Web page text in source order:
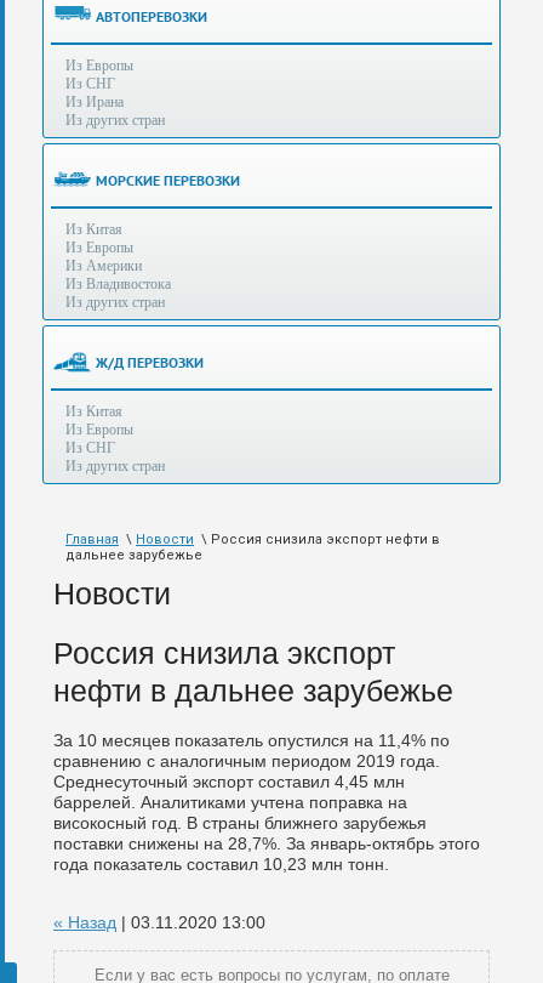
(Без
выходных
8:00
до
21:30)
Таможенное
оформление
грузов
аэропортах
Москвы
Шереметьево,
Внуково,
также
авиа,
железной
дороге.
АВТОПЕРЕВОЗКИ
Из Европы
Из СНГ
Из Ирана
Из других стран
МОРСКИЕ ПЕРЕВОЗКИ
Из Китая
Из Европы
Из Америки
Из Владивостока
Из других стран
Ж/Д ПЕРЕВОЗКИ
Из Китая
Из Европы
Из СНГ
Из других стран
Главная \ Новости \ Россия снизила экспорт нефти в
дальнее зарубежье
Новости
Россия снизила экспорт
нефти в дальнее зарубежье
За 10 месяцев показатель опустился на 11,4% по
сравнению с аналогичным периодом 2019 года.
Среднесуточный экспорт составил 4,45 млн
баррелей. Аналитиками учтена поправка на
високосный год. В страны ближнего зарубежья
поставки снижены на 28,7%. За январь-октябрь этого
года показатель составил 10,23 млн тонн.
« Назад | 03.11.2020 13:00
Если у вас есть вопросы по услугам, по оплате